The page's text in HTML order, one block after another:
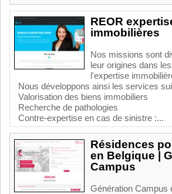
REOR
immobilières
Nos missions sont
leur origines dans
l'expertise
Nous développons ainsi les services
Valorisation des biens immobiliers
Recherche de pathologies
Contre-expertise en cas de sinistre :...
Résidences
en Belgique |
Campus
Génération Campus